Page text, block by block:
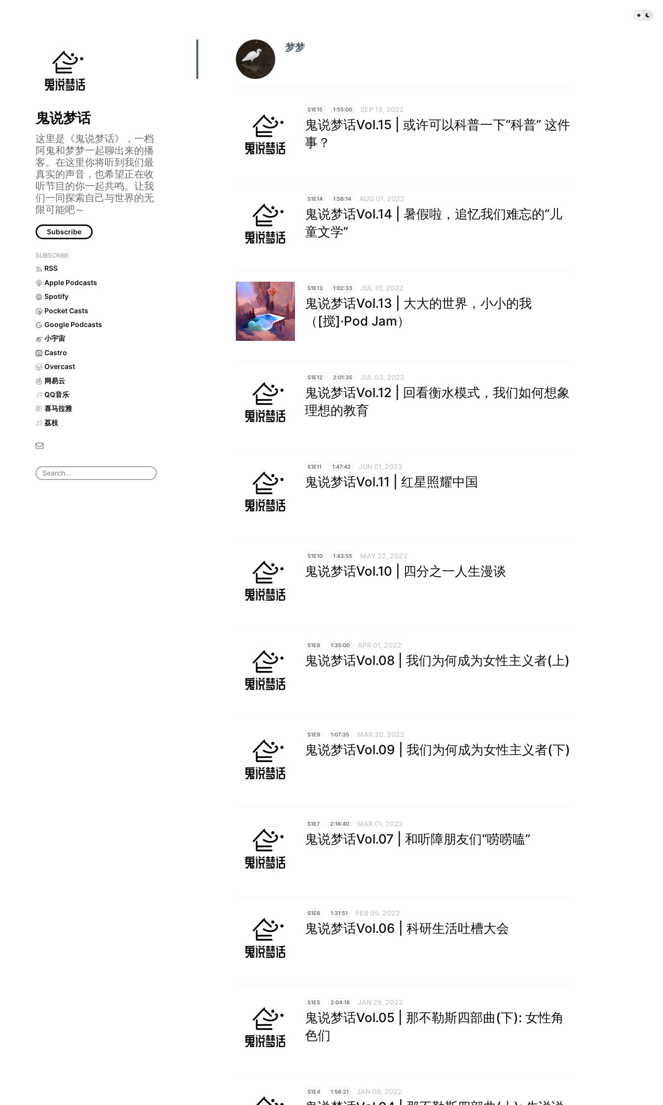
鬼说梦话
这里是《鬼说梦话》，一档
阿鬼和梦梦一起聊出来的播
客。在这里你将听到我们最
真实的声音，也希望正在收
听节目的你一起共鸣。让我
们一同探索自己与世界的无
限可能吧～
Subscribe
SUBSCRIBE
RSS
Apple Podcasts
Spotify
Pocket Casts
Google Podcasts
小宇宙
Castro
Overcast
网易云
QQ音乐
喜马拉雅
荔枝
梦梦
S1E15 1:55:00 SEP 19, 2022
鬼说梦话Vol.15 | 或许可以科普一下“科普” 这件
事？
S1E14 1:56:14 AUG 01, 2022
鬼说梦话Vol.14 | 暑假啦，追忆我们难忘的“儿
童文学”
S1E13 1:02:33 JUL 10, 2022
鬼说梦话Vol.13 | 大大的世界，小小的我
（[搅]·Pod Jam）
S1E12 2:01:35 JUL 03, 2022
鬼说梦话Vol.12 | 回看衡水模式，我们如何想象
理想的教育
S1E11 1:47:42 JUN 01, 2022
鬼说梦话Vol.11 | 红星照耀中国
S1E10 1:43:55 MAY 22, 2022
鬼说梦话Vol.10 | 四分之一人生漫谈
S1E8 1:35:00 APR 01, 2022
鬼说梦话Vol.08 | 我们为何成为女性主义者(上)
S1E9 1:07:35 MAR 30, 2022
鬼说梦话Vol.09 | 我们为何成为女性主义者(下)
S1E7 2:16:40 MAR 01, 2022
鬼说梦话Vol.07 | 和听障朋友们“唠唠嗑”
S1E6 1:31:51 FEB 05, 2022
鬼说梦话Vol.06 | 科研生活吐槽大会
S1E5 2:04:16 JAN 29, 2022
鬼说梦话Vol.05 | 那不勒斯四部曲(下): 女性角
色们
S1E4 1:56:21 JAN 09, 2022